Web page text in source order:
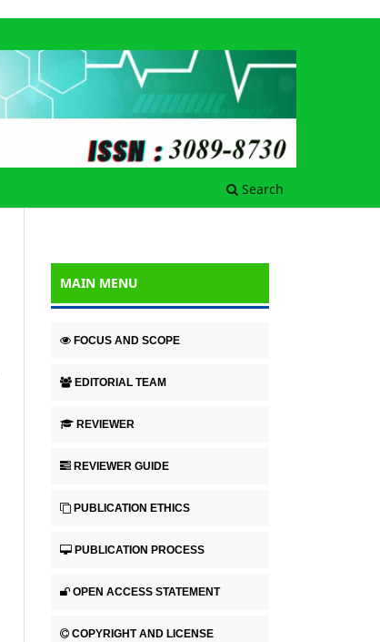
Search
MAIN MENU
FOCUS AND SCOPE
EDITORIAL TEAM
REVIEWER
REVIEWER GUIDE
PUBLICATION ETHICS
PUBLICATION PROCESS
OPEN ACCESS STATEMENT
COPYRIGHT AND LICENSE